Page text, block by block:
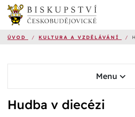
ÚVOD / KULTURA A VZDĚLÁVÁNÍ /
Menu
Hudba v diecézi